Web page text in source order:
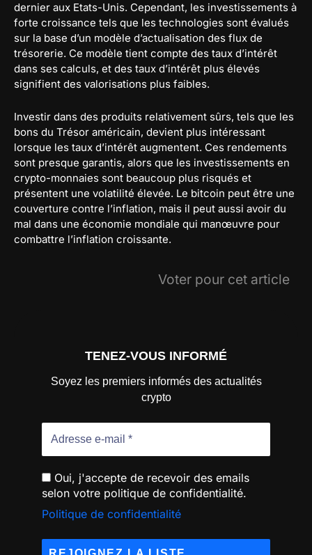
dernier aux Etats-Unis. Cependant, les investissements à
forte croissance tels que les technologies sont évalués
sur la base d’un modèle d’actualisation des flux de
trésorerie. Ce modèle tient compte des taux d’intérêt
dans ses calculs, et des taux d’intérêt plus élevés
signifient des valorisations plus faibles.
Investir dans des produits relativement sûrs, tels que les
bons du Trésor américain, devient plus intéressant
lorsque les taux d’intérêt augmentent. Ces rendements
sont presque garantis, alors que les investissements en
crypto-monnaies sont beaucoup plus risqués et
présentent une volatilité élevée. Le bitcoin peut être une
couverture contre l’inflation, mais il peut aussi avoir du
mal dans une économie mondiale qui manœuvre pour
combattre l’inflation croissante.
Voter pour cet article
TENEZ-VOUS INFORMÉ
Soyez les premiers informés des actualités
crypto
Oui, j'accepte de recevoir des emails
selon votre politique de confidentialité.
Politique de confidentialité